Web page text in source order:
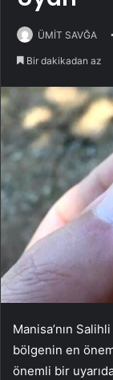
ÜMİT SAVĞA
Bir dakikadan az
Manisa’nın
bölgenin en
önemli bir